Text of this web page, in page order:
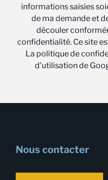
informations saisies
de ma demande et
découler
confidentialité. Ce site
La politique de
d'utilisation de
Nous contacter